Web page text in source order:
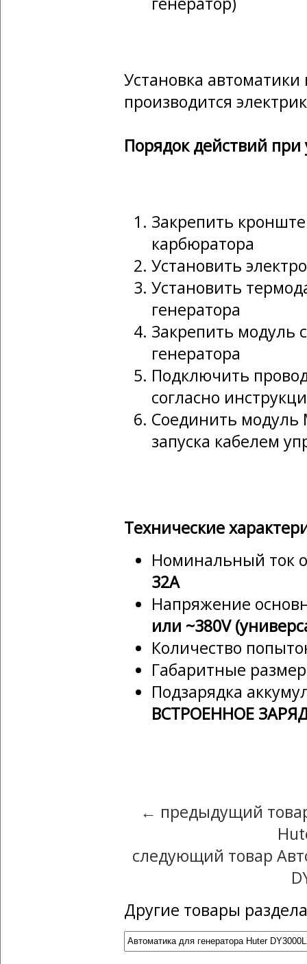
Установка
производится
Порядок действий при
Закрепить
карбюратора
Установить
Установить
генератора
Закрепить модуль
генератора
Подключить
согласно
Соединить модуль
запуска кабелем
Технические
Номинальный ток
32А
Напряжение
или ~380V
Количество
Габаритные
Подзарядка
ВСТРОЕННОЕ
← предыдущий
следующий товар
Другие товары